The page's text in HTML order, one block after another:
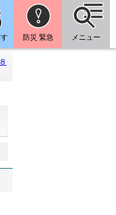
防災 緊急 メニュー